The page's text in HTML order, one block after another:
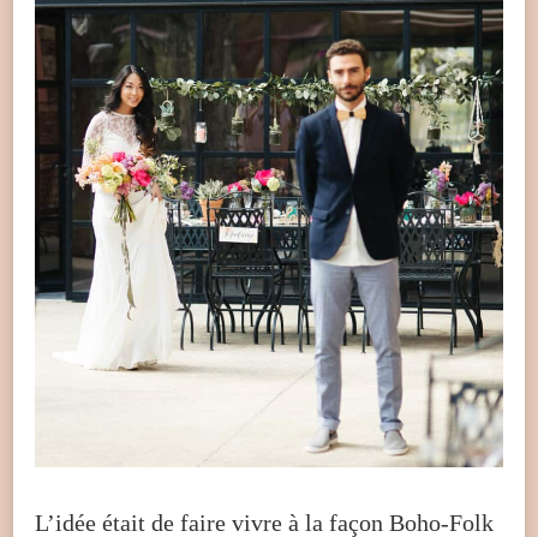
L’idée était de faire vivre à la façon Boho-Folk